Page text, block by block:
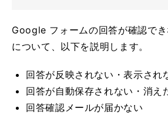
Google フォームの回答が確認で
について、以下を説明します。
回答が反映されない・表示され
回答が自動保存されない・消え
回答確認メールが届かない